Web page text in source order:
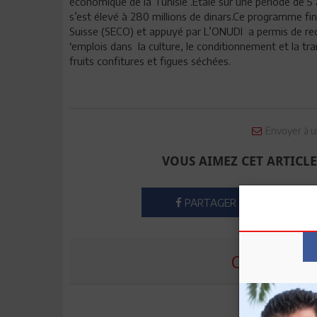
s’est élevé à 280 millions de dinars.Ce programme
Suisse (SECO) et appuyé par L’ONUDI a permis de
‘emplois dans la culture, le conditionnement et la
fruits confitures et figues séchées.
Envoyer à
VOUS AIMEZ CET
PARTAGER